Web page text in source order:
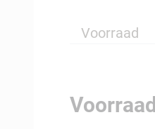
Voorraad
Voorraad